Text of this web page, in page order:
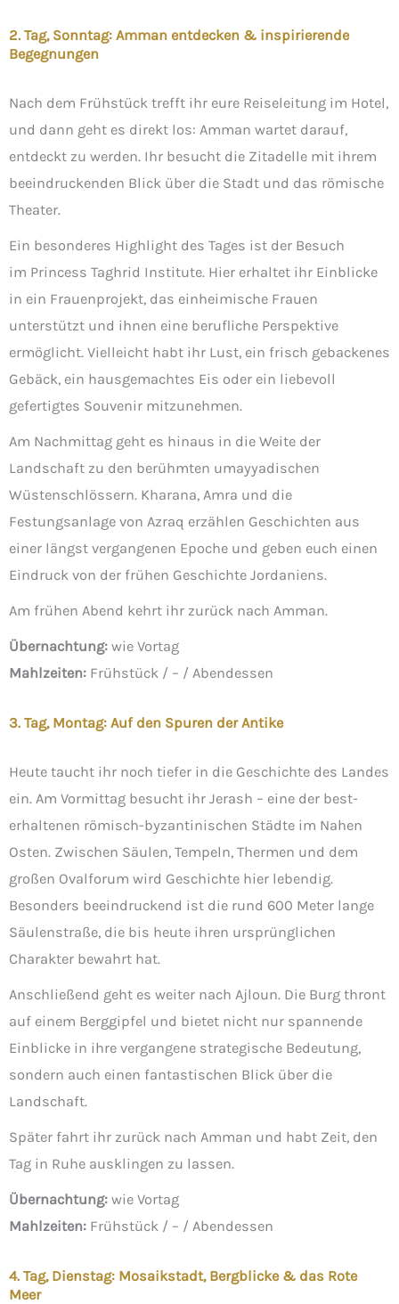
2. Tag, Sonntag: Amman entdecken & inspirierende
Begegnungen
Nach dem Frühstück trefft ihr eure Reiseleitung im Hotel,
und dann geht es direkt los: Amman wartet darauf,
entdeckt zu werden. Ihr besucht die Zitadelle mit ihrem
beeindruckenden Blick über die Stadt und das römische
Theater.
Ein besonderes Highlight des Tages ist der Besuch
im Princess Taghrid Institute. Hier erhaltet ihr Einblicke
in ein Frauenprojekt, das einheimische Frauen
unterstützt und ihnen eine berufliche Perspektive
ermöglicht. Vielleicht habt ihr Lust, ein frisch gebackenes
Gebäck, ein hausgemachtes Eis oder ein liebevoll
gefertigtes Souvenir mitzunehmen.
Am Nachmittag geht es hinaus in die Weite der
Landschaft zu den berühmten umayyadischen
Wüstenschlössern. Kharana, Amra und die
Festungsanlage von Azraq erzählen Geschichten aus
einer längst vergangenen Epoche und geben euch einen
Eindruck von der frühen Geschichte Jordaniens.
Am frühen Abend kehrt ihr zurück nach Amman.
Übernachtung: wie Vortag
Mahlzeiten: Frühstück / – / Abendessen
3. Tag, Montag: Auf den Spuren der Antike
Heute taucht ihr noch tiefer in die Geschichte des Landes
ein. Am Vormittag besucht ihr Jerash – eine der best­
erhaltenen römisch-byzantinischen Städte im Nahen
Osten. Zwischen Säulen, Tempeln, Thermen und dem
großen Ovalforum wird Geschichte hier lebendig.
Besonders beeindruckend ist die rund 600 Meter lange
Säulenstraße, die bis heute ihren ursprünglichen
Charakter bewahrt hat.
Anschließend geht es weiter nach Ajloun. Die Burg thront
auf einem Berggipfel und bietet nicht nur spannende
Einblicke in ihre vergangene strategische Bedeutung,
sondern auch einen fantastischen Blick über die
Landschaft.
Später fahrt ihr zurück nach Amman und habt Zeit, den
Tag in Ruhe ausklingen zu lassen.
Übernachtung: wie Vortag
Mahlzeiten: Frühstück / – / Abendessen
4. Tag, Dienstag: Mosaikstadt, Bergblicke & das Rote
Meer